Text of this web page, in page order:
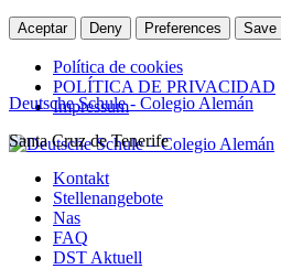
Aceptar Deny Preferences Save
Política de cookies
POLÍTICA DE PRIVACIDAD
Impressum
Zum
springen
Deutsche Schule - Colegio Alemán
Santa Cruz de Tenerife
Kontakt
Stellenangebote
Nas
FAQ
DST Aktuell